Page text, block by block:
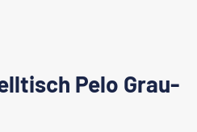
Pelo Grau-